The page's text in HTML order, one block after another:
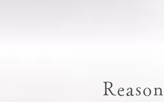
Reason